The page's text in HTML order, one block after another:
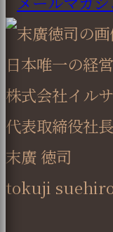
日本唯一の経
株式会社イル
代表取締役社長
末廣 徳司
tokuji